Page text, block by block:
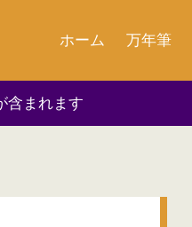
ホーム 万年筆
含まれます